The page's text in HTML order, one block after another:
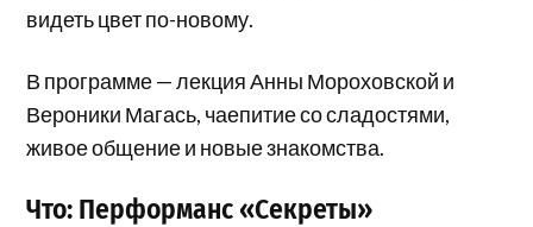
видеть цвет по-новому.
В программе — лекция Анны Мороховской и
Вероники Магась, чаепитие со сладостями,
живое общение и новые знакомства.
Что: Перформанс «Секреты»